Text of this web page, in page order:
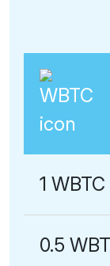
1 WBTC
0.5